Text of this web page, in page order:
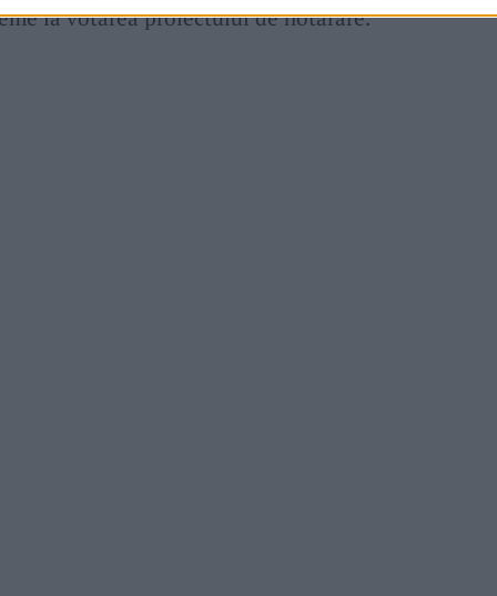
la votarea proiectului de hotărâre.